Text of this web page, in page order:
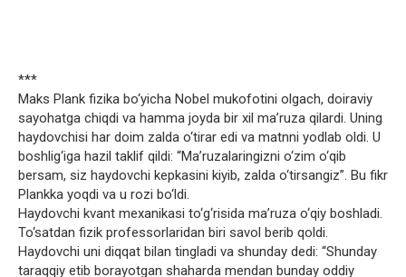
***
Maks Plank fizika bo‘yicha Nobel mukofotini olgach, doiraviy
sayohatga chiqdi va hamma joyda bir xil ma’ruza qilardi. Uning
haydovchisi har doim zalda o‘tirar edi va matnni yodlab oldi. U
boshlig‘iga hazil taklif qildi: “Ma’ruzalaringizni o‘zim o‘qib
bersam, siz haydovchi kepkasini kiyib, zalda o‘tirsangiz”. Bu fikr
Plankka yoqdi va u rozi bo‘ldi.
Haydovchi kvant mexanikasi to‘g‘risida ma’ruza o‘qiy boshladi.
To‘satdan fizik professorlaridan biri savol berib qoldi.
Haydovchi uni diqqat bilan tingladi va shunday dedi: “Shunday
taraqqiy etib borayotgan shaharda mendan bunday oddiy